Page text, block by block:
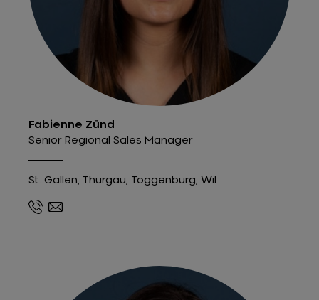
Fabienne Zünd
Senior Regional Sales Manager
St. Gallen, Thurgau, Toggenburg, Wil